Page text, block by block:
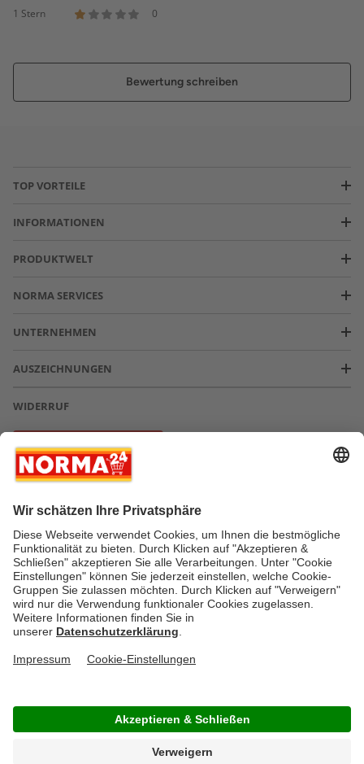
1 Stern
0
Bewertung schreiben
TOP VORTEILE
INFORMATIONEN
PRODUKTWELT
NORMA SERVICES
UNTERNEHMEN
AUSZEICHNUNGEN
WIDERRUF
Vertrag widerrufen
* Greifen Sie schnell zu! Alle angegebenen Preise in Euro und inklusive der
gesetzlichen Mehrwertsteuer. Irrtümer durch Schreib-, Programmier- und
AGB
Verantwortung / CSR Newsletter
Rücksendung
Copyright © by NORMA24 Online-Shop GmbH & Co. KG